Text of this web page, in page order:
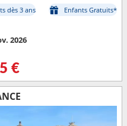
dès 3 ans
Enfants Gratuits*
2026
€